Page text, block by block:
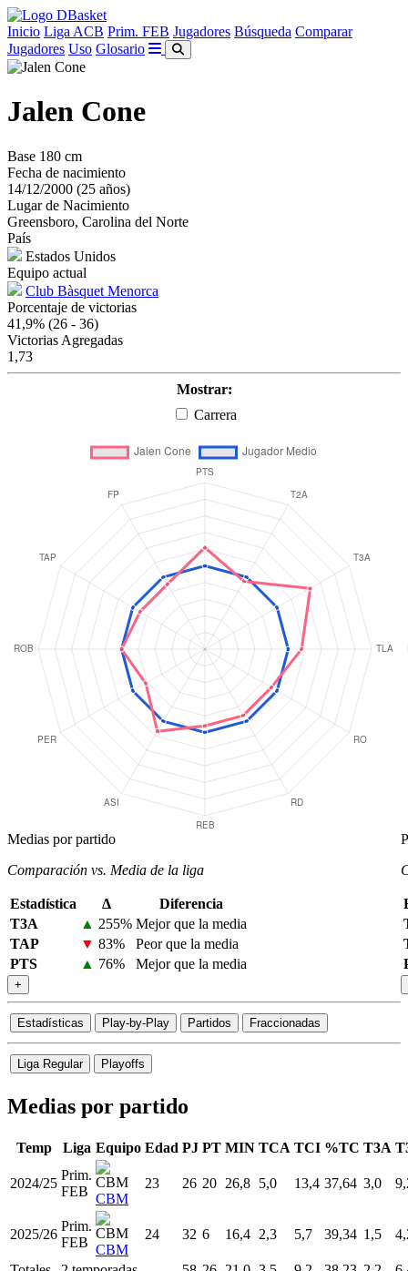
Inicio Liga ACB Prim. FEB Jugadores Búsqueda Comparar
Jugadores Uso Glosario
Jalen Cone
Base 180 cm
Fecha de nacimiento
14/12/2000 (25 años)
Lugar de Nacimiento
Greensboro, Carolina del Norte
País
Estados Unidos
Equipo actual
Club Bàsquet Menorca
Porcentaje de victorias
41,9% (26 - 36)
Victorias Agregadas
1,73
Mostrar:
Carrera
Medias por partido
Comparación vs. Media de la liga
Estadística Δ
Diferencia
T3A
▲ 255% Mejor que la media
TAP
▼ 83%
Peor que la media
PTS
▲ 76% Mejor que la media
+
Estadísticas Play-by-Play Partidos Fraccionadas
Liga Regular Playoffs
Medias por partido
Temp Liga Equipo Edad PJ PT MIN TCA TCI %TC T3A
2024/25
Prim.
FEB CBM
23 26 20 26,8 5,0 13,4 37,64 3,0
2025/26
Prim.
FEB CBM
24 32 6 16,4 2,3 5,7 39,34 1,5